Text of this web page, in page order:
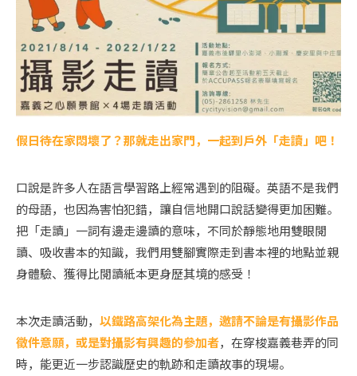
假日待在家悶壞了？那就走出家門，一起到戶外「走讀」吧！
口說是許多人在語言學習路上經常遇到的阻礙。英語不是我們
的母語，也因為害怕犯錯，讓自信地開口說話變得更加困難。
把「走讀」一詞有邊走邊讀的意味，不同於靜態地用雙眼閱
讀、吸收書本的知識，我們用雙腳實際走到書本裡的地點並親
身體驗、獲得比閱讀紙本更身歷其境的感受！
本次走讀活動， 以鐵路高架化為主題，邀請不論是有攝影作品
徵件意願，或是對攝影有興趣的參加者，在穿梭嘉義巷弄的同
時，能更近一步認識歷史的軌跡和走讀故事的現場。